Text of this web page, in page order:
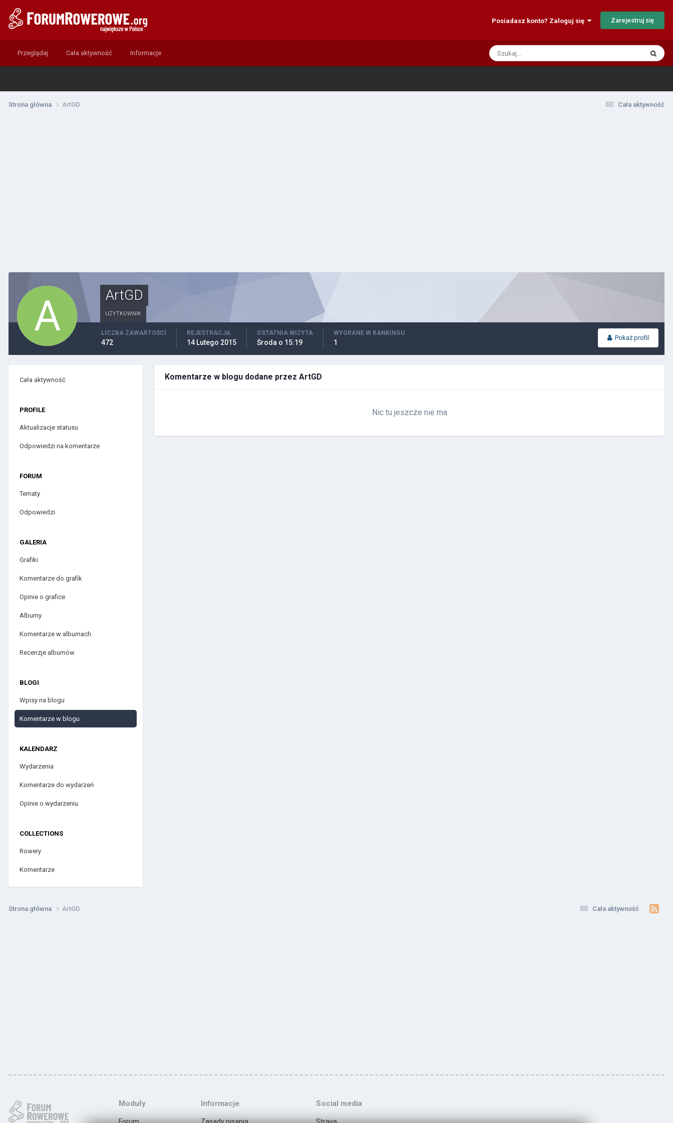
Posiadasz konto? Zaloguj się Zarejestruj się
Przeglądaj Cała aktywność Informacje
Cała aktywność
Strona główna ArtGD
ArtGD
UŻYTKOWNIK
Pokaż profil
LICZBA ZAWARTOŚCI
472
REJESTRACJA
14 Lutego 2015
OSTATNIA WIZYTA
Środa o 15:19
WYGRANE W RANKINGU
1
Cała aktywność
PROFILE
Aktualizacje statusu
Odpowiedzi na komentarze
FORUM
Tematy
Odpowiedzi
GALERIA
Grafiki
Komentarze do grafik
Opinie o grafice
Albumy
Komentarze w albumach
Recenzje albumów
BLOGI
Wpisy na blogu
Komentarze w blogu
KALENDARZ
Wydarzenia
Komentarze do wydarzeń
Opinie o wydarzeniu
COLLECTIONS
Rowery
Komentarze
Komentarze w blogu dodane przez ArtGD
Nic tu jeszcze nie ma
Cała aktywność
Strona główna ArtGD
Moduły Informacje Social media